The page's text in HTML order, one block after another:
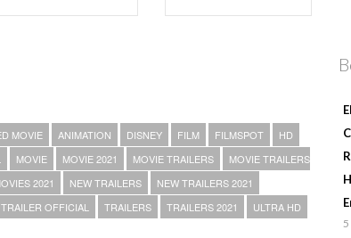
MOVIE ANIMATION DISNEY FILM FILMSPOT
HD
MOVIE MOVIE 2021 MOVIE TRAILERS
MOVIE TRAILERS
2021 NEW TRAILERS
NEW TRAILERS 2021
TRAILER OFFICIAL TRAILERS TRAILERS 2021 ULTRA HD